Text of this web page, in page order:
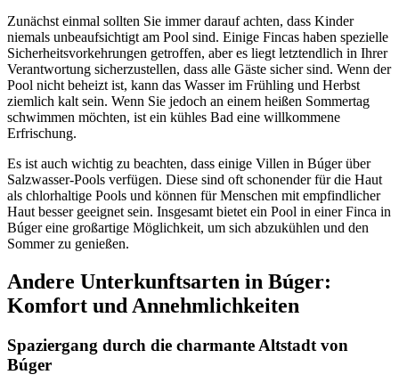
Zunächst einmal sollten Sie immer darauf achten, dass Kinder
niemals unbeaufsichtigt am Pool sind. Einige Fincas haben spezielle
Sicherheitsvorkehrungen getroffen, aber es liegt letztendlich in Ihrer
Verantwortung sicherzustellen, dass alle Gäste sicher sind. Wenn der
Pool nicht beheizt ist, kann das Wasser im Frühling und Herbst
ziemlich kalt sein. Wenn Sie jedoch an einem heißen Sommertag
schwimmen möchten, ist ein kühles Bad eine willkommene
Erfrischung.
Es ist auch wichtig zu beachten, dass einige Villen in Búger über
Salzwasser-Pools verfügen. Diese sind oft schonender für die Haut
als chlorhaltige Pools und können für Menschen mit empfindlicher
Haut besser geeignet sein. Insgesamt bietet ein Pool in einer Finca in
Búger eine großartige Möglichkeit, um sich abzukühlen und den
Sommer zu genießen.
Andere Unterkunftsarten in Búger:
Komfort und Annehmlichkeiten
Spaziergang durch die charmante Altstadt von
Búger